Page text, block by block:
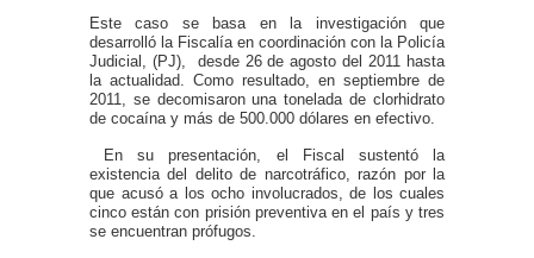
Este caso se basa en la investigación que
desarrolló la Fiscalía en coordinación con la Policía
Judicial, (PJ), desde 26 de agosto del 2011 hasta
la actualidad. Como resultado, en septiembre de
2011, se decomisaron una tonelada de clorhidrato
de cocaína y más de 500.000 dólares en efectivo.
En su presentación, el Fiscal sustentó la
existencia del delito de narcotráfico, razón por la
que acusó a los ocho involucrados, de los cuales
cinco están con prisión preventiva en el país y tres
se encuentran prófugos.